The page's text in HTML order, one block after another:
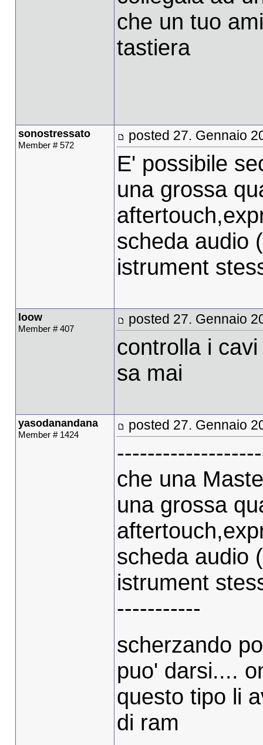
che un tuo
tastiera
sonostressato
Member # 572
posted 27. Gennaio
E' possibile
una grossa
scheda audio
istrument
loow
Member # 407
posted 27. Gennaio
controlla i
sa mai
yasodanandana
Member # 1424
posted 27. Gennaio
che una
una grossa
scheda audio
istrument
-----------
scherzando
puo' darsi....
questo tipo li
di ram